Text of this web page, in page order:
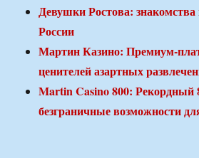
Девушки Ростова:
России
Мартин Казино: Премиум-
ценителей азартных
Martin Casino 800: Рекордный
безграничные возможности